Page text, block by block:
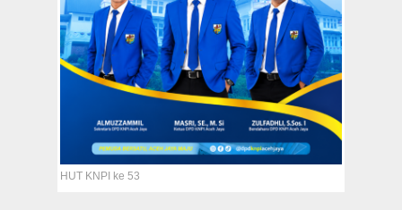
HUT KNPI ke 53
Redaksi Tentang Kami
Copyright @2026 Aceh Jaya Post
All Rights Reserved